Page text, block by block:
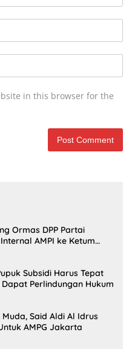
in this browser for the
Ormas DPP Partai
AMPI ke Ketum
Subsidi Harus Tepat
Dapat Perlindungan Hukum
Said Aldi Al Idrus
AMPG Jakarta